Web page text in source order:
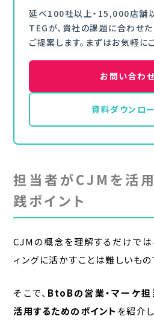
延べ100社以上・15,000店舗
TEGが、貴社の課題に合わせ
ご提案します。まずはお気軽に
お問い合わ
資料ダウンロ
担当者がCJMを活
践ポイント
CJMの概念を理解するだけでは
ィングに活かすことは難しいもの
そこで、 BtoBの営業・マーケ
活用するためのポイント を紹介し